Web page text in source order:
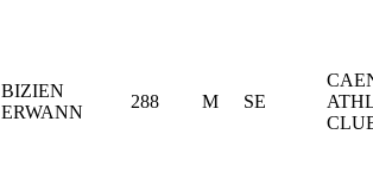
BIZIEN
ERWANN
288 M SE